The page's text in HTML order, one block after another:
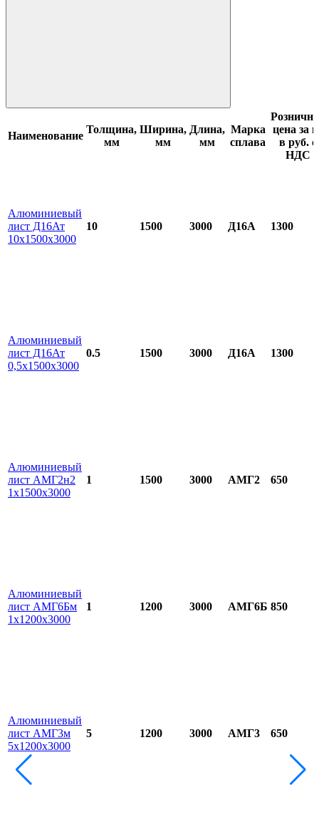
Наименование
Толщина,
мм
Ширина,
мм
Длина,
мм
Марка
сплава
цена за
в руб. с
НДС
Алюминиевый
лист Д16Ат
10х1500х3000
10 1500 3000 Д16А 1300
Алюминиевый
лист Д16Ат
0,5х1500х3000
0.5 1500 3000 Д16А 1300
Алюминиевый
лист АМГ2н2
1х1500х3000
1 1500 3000 АМГ2 650
Алюминиевый
лист АМГ6Бм
1х1200х3000
1 1200 3000 АМГ6Б 850
Алюминиевый
лист АМГ3м
5х1200х3000
5 1200 3000 АМГ3 650